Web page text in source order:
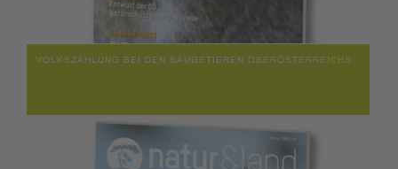
VOLKSZÄHLUNG BEI DEN SÄUGETIEREN OBERÖSTERREICHS